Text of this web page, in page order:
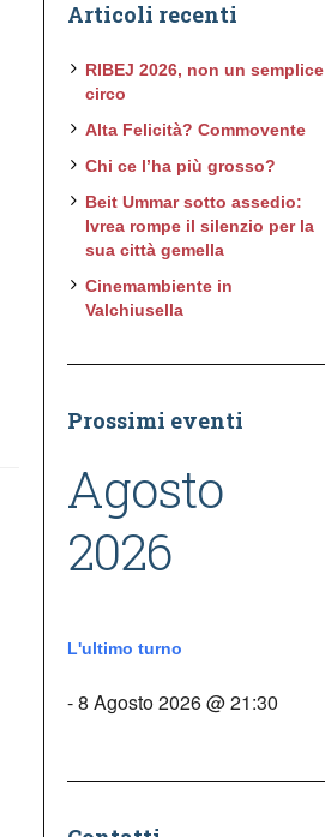
Articoli recenti
RIBEJ 2026, non un semplice
circo
Alta Felicità? Commovente
Chi ce l’ha più grosso?
Beit Ummar sotto assedio:
Ivrea rompe il silenzio per la
sua città gemella
Cinemambiente in
Valchiusella
Prossimi eventi
Agosto
2026
L'ultimo turno
- 8 Agosto 2026 @ 21:30